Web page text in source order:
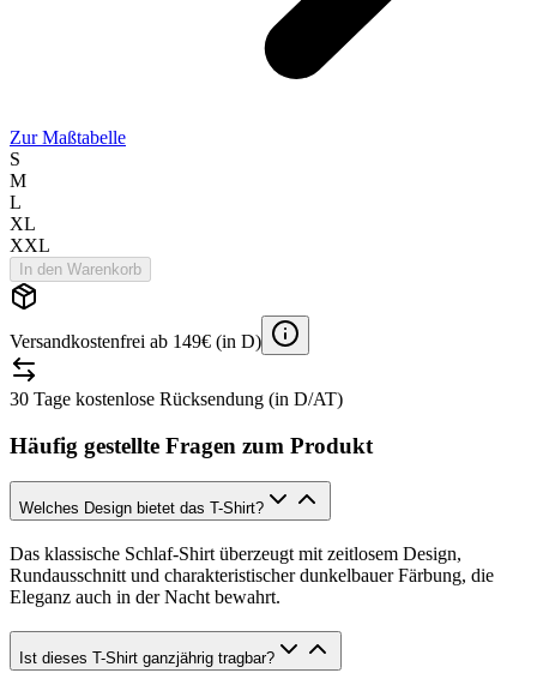
Zur Maßtabelle
S
M
L
XL
XXL
In den Warenkorb
Versandkostenfrei ab 149€ (in D)
30 Tage kostenlose Rücksendung (in D/AT)
Häufig gestellte Fragen zum Produkt
Welches Design bietet das T-Shirt?
Das klassische Schlaf-Shirt überzeugt mit zeitlosem Design,
Rundausschnitt und charakteristischer dunkelbauer Färbung, die
Eleganz auch in der Nacht bewahrt.
Ist dieses T-Shirt ganzjährig tragbar?